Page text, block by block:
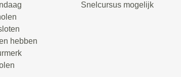
hebben
Snelcursus mogelijk